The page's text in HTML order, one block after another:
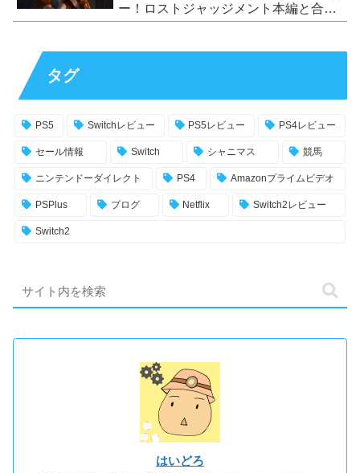
ー！ロストジャッジメント本編と合わ
せておすすめの満足度の高いDLC！
タグ
PS5 Switchレビュー PS5レビュー PS4レビュー
セール情報 Switch シャニマス 競馬
ニンテンドーダイレクト PS4 Amazonプライムビデオ
PSPlus ブログ Netflix Switch2レビュー
Switch2
はいどろ